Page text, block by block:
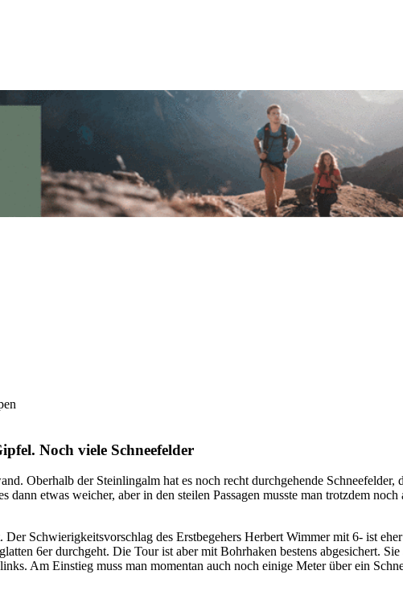
Noch viele Schneefelder
Oberhalb der Steinlingalm hat es noch recht durchgehende Schneefelder,
etwas weicher, aber in den steilen Passagen musste man trotzdem
Schwierigkeitsvorschlag des Erstbegehers Herbert Wimmer mit 6- ist
6er durchgeht. Die Tour ist aber mit Bohrhaken bestens abgesichert.
Am Einstieg muss man momentan auch noch einige Meter über ein